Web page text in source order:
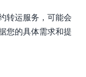
转运服务，可能会
您的具体需求和提